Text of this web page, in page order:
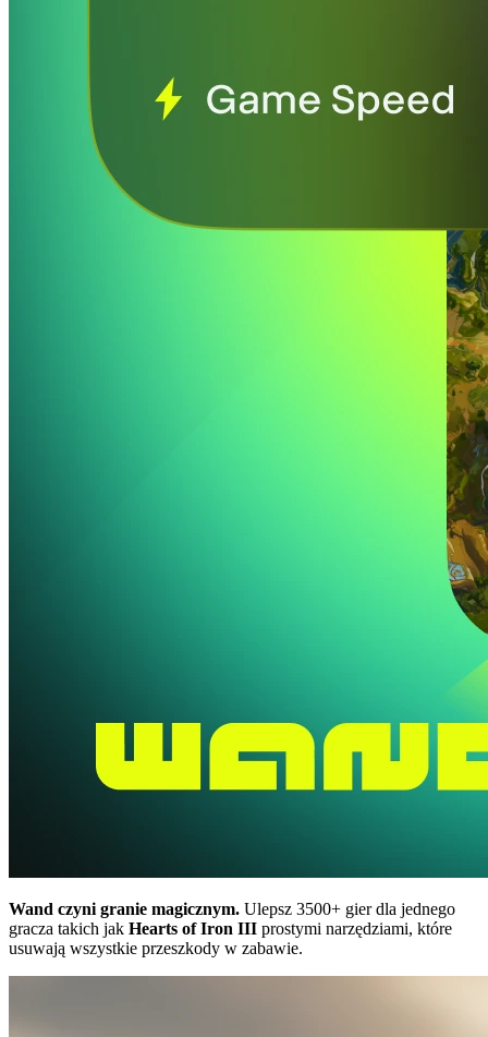
Wand czyni granie magicznym. Ulepsz 3500+ gier dla jednego
gracza takich jak Hearts of Iron III prostymi narzędziami, które
usuwają wszystkie przeszkody w zabawie.